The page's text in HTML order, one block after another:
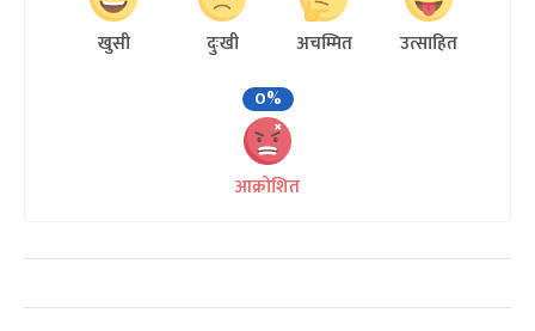
खुसी दुःखी अचम्मित
उत्साहित
0%
आक्रोशित